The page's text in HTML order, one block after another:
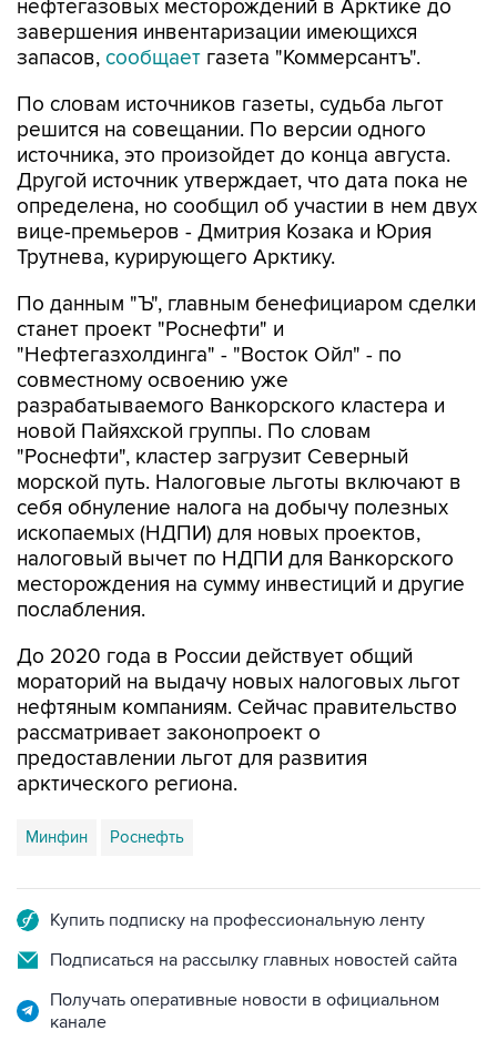
нефтегазовых месторождений в Арктике до
завершения инвентаризации имеющихся
запасов, сообщает газета "Коммерсантъ".
По словам источников газеты, судьба льгот
решится на совещании. По версии одного
источника, это произойдет до конца августа.
Другой источник утверждает, что дата пока не
определена, но сообщил об участии в нем двух
вице-премьеров - Дмитрия Козака и Юрия
Трутнева, курирующего Арктику.
По данным "Ъ", главным бенефициаром сделки
станет проект "Роснефти" и
"Нефтегазхолдинга" - "Восток Ойл" - по
совместному освоению уже
разрабатываемого Ванкорского кластера и
новой Пайяхской группы. По словам
"Роснефти", кластер загрузит Северный
морской путь. Налоговые льготы включают в
себя обнуление налога на добычу полезных
ископаемых (НДПИ) для новых проектов,
налоговый вычет по НДПИ для Ванкорского
месторождения на сумму инвестиций и другие
послабления.
До 2020 года в России действует общий
мораторий на выдачу новых налоговых льгот
нефтяным компаниям. Сейчас правительство
рассматривает законопроект о
предоставлении льгот для развития
арктического региона.
Минфин Роснефть
Купить подписку на профессиональную ленту
Подписаться на рассылку главных новостей сайта
Получать оперативные новости в официальном
канале